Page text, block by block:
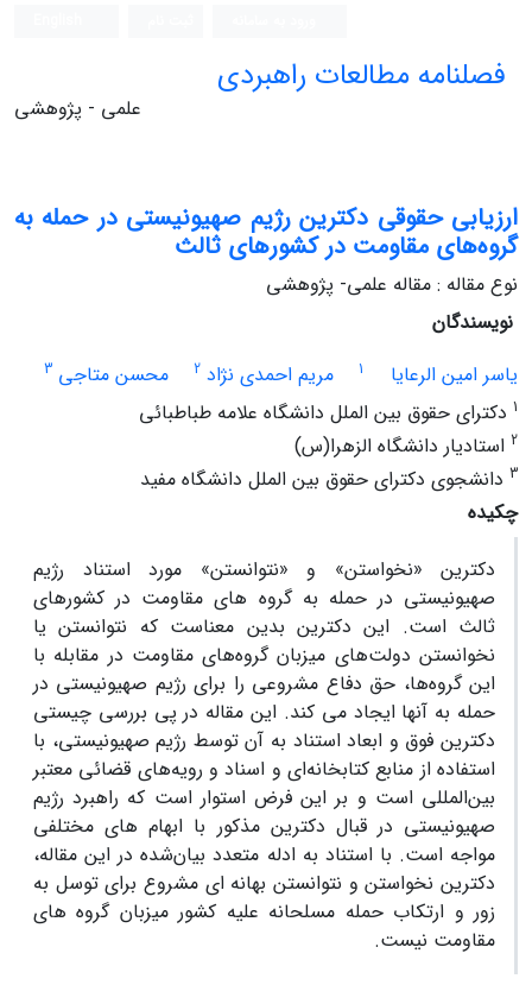
فصلنامه مطالعات راهبردی
علمی - پژوهشی
ارزیابی حقوقی دکترین رژیم صهیونیستی در حمله به
گروه‌های مقاومت در کشورهای ثالث
نوع مقاله : مقاله علمی- پژوهشی
نویسندگان
یاسر امین‏ الرعایا
1 مریم احمدی نژاد 2 محسن متاجی 3
1 دکترای حقوق بین ‏الملل دانشگاه علامه طباطبائی
2 استادیار دانشگاه الزهرا(س)
3 دانشجوی دکترای حقوق بین ‏الملل دانشگاه مفید
چکیده
دکترین «نخواستن» و «نتوانستن» مورد استناد رژیم
صهیونیستی در حمله به گروه ‏های مقاومت در کشورهای
ثالث است. این دکترین بدین معناست که نتوانستن یا
نخوانستن دولت‌های میزبان گروه‌های مقاومت در مقابله با
این گروه‌ها، حق دفاع مشروعی را برای رژیم صهیونیستی در
حمله به آنها ایجاد می ‏کند. این مقاله در پی بررسی چیستی
دکترین فوق و ابعاد استناد به آن توسط رژیم صهیونیستی، با
استفاده از منابع کتابخانه‌ای و اسناد و رویه‌های قضائی معتبر
بین‌المللی است و بر این فرض استوار است که راهبرد رژیم
صهیونیستی در قبال دکترین مذکور با ابهام ‏های مختلفی
مواجه است. با استناد به ادله متعدد بیان‌شده در این مقاله،
دکترین نخواستن و نتوانستن بهانه‏ ای مشروع برای توسل به
زور و ارتکاب حمله مسلحانه علیه کشور میزبان گروه ‏های
مقاومت نیست.